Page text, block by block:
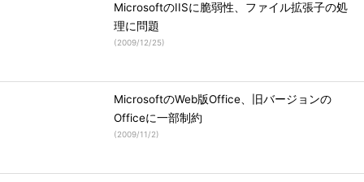
MicrosoftのIISに脆弱性、ファイル拡張子の処
理に問題
(2009/12/25)
MicrosoftのWeb版Office、旧バージョンの
Officeに一部制約
(2009/11/2)